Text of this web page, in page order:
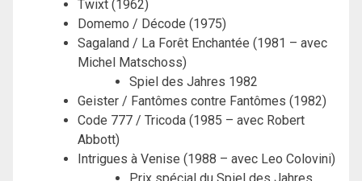
Twixt (1962)
Domemo / Décode (1975)
Sagaland / La Forêt Enchantée (1981 – avec
Michel Matschoss)
Spiel des Jahres 1982
Geister / Fantômes contre Fantômes (1982)
Code 777 / Tricoda (1985 – avec Robert
Abbott)
Intrigues à Venise (1988 – avec Leo Colovini)